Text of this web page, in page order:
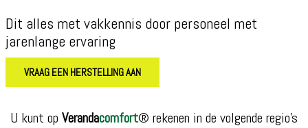
Dit alles met vakkennis door personeel met
jarenlange ervaring
VRAAG EEN HERSTELLING AAN
U kunt op Verandacomfort® rekenen in de volgende regio’s